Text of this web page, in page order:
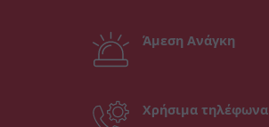
Άμεση Ανάγκη
Χρήσιμα τηλέφωνα